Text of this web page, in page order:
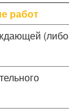
работ
(либо